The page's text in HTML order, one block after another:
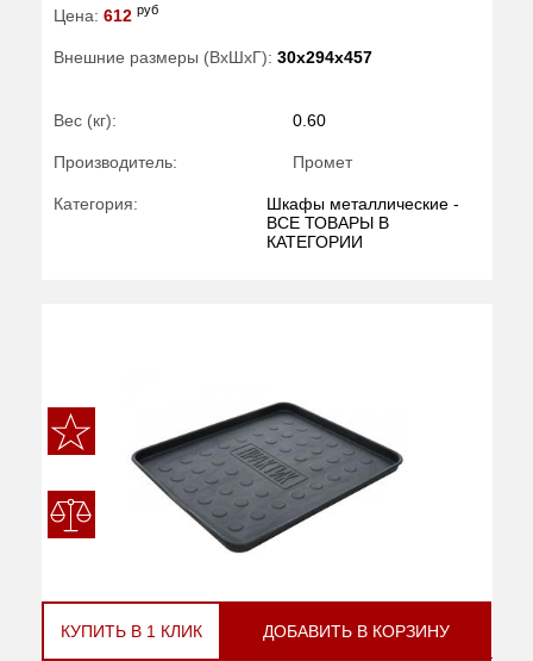
Цена: 612 руб
Внешние размеры (ВхШхГ): 30x294x457
Вес (кг): 0.60
Производитель: Промет
Категория:
Шкафы металлические -
ВСЕ ТОВАРЫ В
КАТЕГОРИИ
КУПИТЬ В 1 КЛИК ДОБАВИТЬ В КОРЗИНУ